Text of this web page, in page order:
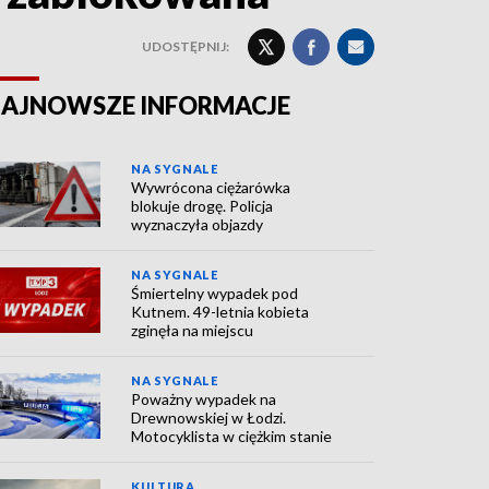
UDOSTĘPNIJ:
INFORMACJE
NA SYGNALE
Wywrócona ciężarówka
blokuje drogę. Policja
wyznaczyła objazdy
NA SYGNALE
Śmiertelny wypadek pod
Kutnem. 49-letnia kobieta
zginęła na miejscu
NA SYGNALE
Poważny wypadek na
Drewnowskiej w Łodzi.
Motocyklista w ciężkim stanie